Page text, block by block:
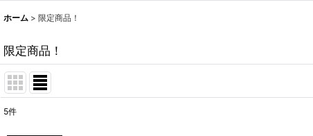
ホーム > 限定商品！
限定商品！
5件